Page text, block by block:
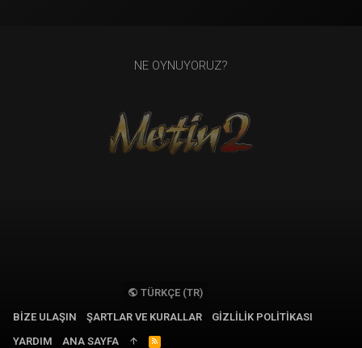
NE OYNUYORUZ?
TÜRKÇE (TR)
BIZE ULAŞIN
ŞARTLAR VE KURALLAR
GIZLILIK POLITIKASI
YARDIM
ANA SAYFA
R